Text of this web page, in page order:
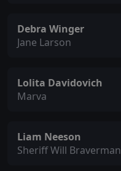
Debra Winger
Jane Larson
Lolita Davidovich
Marva
Liam Neeson
Sheriff Will Braverman